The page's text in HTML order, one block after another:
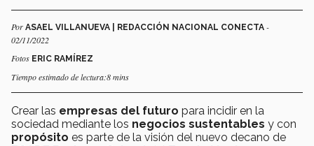
Por ASAEL VILLANUEVA | REDACCIÓN NACIONAL CONECTA -
02/11/2022
Fotos ERIC RAMÍREZ
Tiempo estimado de lectura:8 mins
Crear las empresas del futuro para incidir en la
sociedad mediante los negocios sustentables y con
propósito es parte de la visión del nuevo decano de